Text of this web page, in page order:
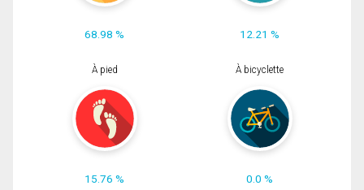
68.98 % 12.21 %
À pied
15.76 %
À bicyclette
0.0 %